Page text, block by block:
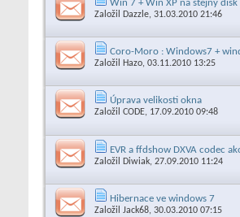
Win 7 + Win XP na stejný disk
Založil Dazzle, 31.03.2010 21:46
Coro-Moro : Windows7 +
Založil Hazo, 03.11.2010 13:25
Úprava velikosti okna
Založil CODE, 17.09.2010 09:48
EVR a ffdshow DXVA codec
Založil Diwiak, 27.09.2010 11:24
Hibernace ve windows 7
Založil Jack68, 30.03.2010 07:15